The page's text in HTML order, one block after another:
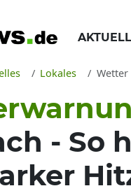
Lokales
- So